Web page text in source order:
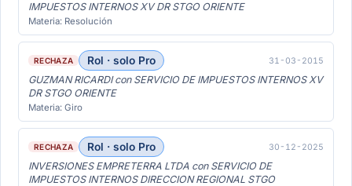
IMPUESTOS INTERNOS XV DR STGO ORIENTE
Materia: Resolución
RECHAZA Rol · solo Pro 31-03-2015
GUZMAN RICARDI con SERVICIO DE IMPUESTOS INTERNOS XV
DR STGO ORIENTE
Materia: Giro
RECHAZA Rol · solo Pro 30-12-2025
INVERSIONES EMPRETERRA LTDA con SERVICIO DE
IMPUESTOS INTERNOS DIRECCION REGIONAL STGO